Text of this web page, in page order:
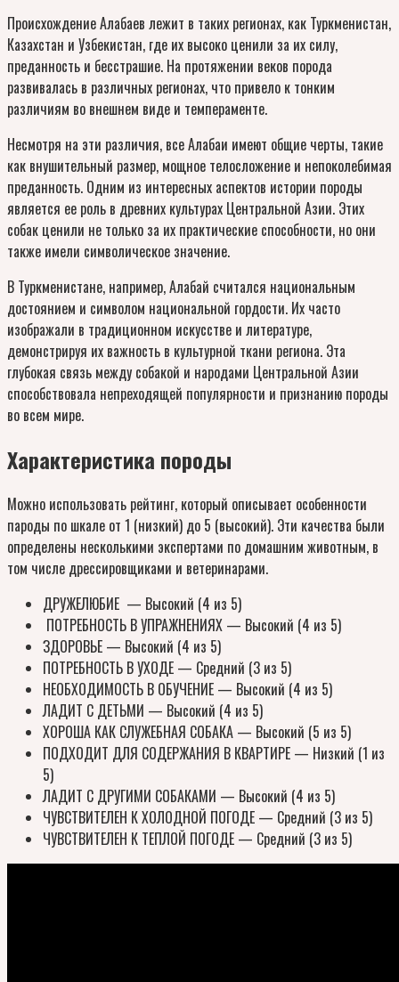
Происхождение Алабаев лежит в таких регионах, как Туркменистан,
Казахстан и Узбекистан, где их высоко ценили за их силу,
преданность и бесстрашие. На протяжении веков порода
развивалась в различных регионах, что привело к тонким
различиям во внешнем виде и темпераменте.
Несмотря на эти различия, все Алабаи имеют общие черты, такие
как внушительный размер, мощное телосложение и непоколебимая
преданность. Одним из интересных аспектов истории породы
является ее роль в древних культурах Центральной Азии. Этих
собак ценили не только за их практические способности, но они
также имели символическое значение.
В Туркменистане, например, Алабай считался национальным
достоянием и символом национальной гордости. Их часто
изображали в традиционном искусстве и литературе,
демонстрируя их важность в культурной ткани региона. Эта
глубокая связь между собакой и народами Центральной Азии
способствовала непреходящей популярности и признанию породы
во всем мире.
Характеристика породы
Можно использовать рейтинг, который описывает особенности
пароды по шкале от 1 (низкий) до 5 (высокий). Эти качества были
определены несколькими экспертами по домашним животным, в
том числе дрессировщиками и ветеринарами.
ДРУЖЕЛЮБИЕ — Высокий (4 из 5)
ПОТРЕБНОСТЬ В УПРАЖНЕНИЯХ — Высокий (4 из 5)
ЗДОРОВЬЕ — Высокий (4 из 5)
ПОТРЕБНОСТЬ В УХОДЕ — Средний (3 из 5)
НЕОБХОДИМОСТЬ В ОБУЧЕНИЕ — Высокий (4 из 5)
ЛАДИТ С ДЕТЬМИ — Высокий (4 из 5)
ХОРОША КАК СЛУЖЕБНАЯ СОБАКА — Высокий (5 из 5)
ПОДХОДИТ ДЛЯ СОДЕРЖАНИЯ В КВАРТИРЕ — Низкий (1 из
5)
ЛАДИТ С ДРУГИМИ СОБАКАМИ — Высокий (4 из 5)
ЧУВСТВИТЕЛЕН К ХОЛОДНОЙ ПОГОДЕ — Средний (3 из 5)
ЧУВСТВИТЕЛЕН К ТЕПЛОЙ ПОГОДЕ — Средний (3 из 5)